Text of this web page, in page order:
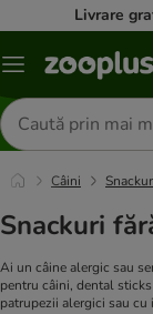
Livrare
Categorii
Căutare
produse
Câini
Snackuri
Ai un câine alergic sau
pentru câini, dental
patrupezii alergici sau